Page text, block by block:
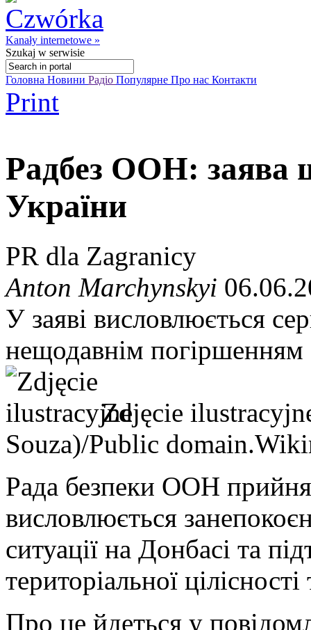
Kanały internetowe »
Szukaj w serwisie
Головна Новини Радіо Популярне Про нас Контакти
Print
Радбез ООН: заява
України
PR dla Zagranicy
Anton Marchynskyi
У заяві висловлюється
нещодавнім погіршенням
Zdjęcie
Souza)/Public
Рада безпеки ООН
висловлюється
ситуації на Донбасі та
територіальної
Про це йдеться у